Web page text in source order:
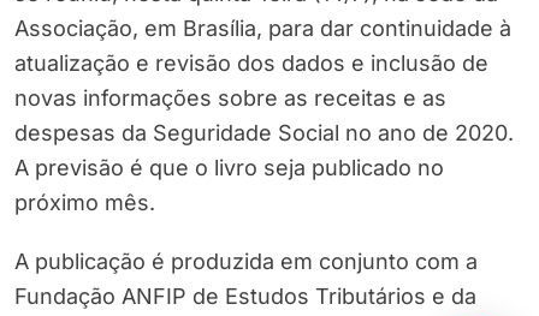
Associação, em Brasília, para dar continuidade à
atualização e revisão dos dados e inclusão de
novas informações sobre as receitas e as
despesas da Seguridade Social no ano de 2020.
A previsão é que o livro seja publicado no
próximo mês.
A publicação é produzida em conjunto com a
Fundação ANFIP de Estudos Tributários e da